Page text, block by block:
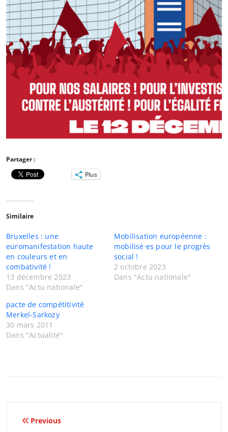
Partager :
Plus
Similaire
Bruxelles : une
euromanifestation haute
en couleurs et en
combativité !
13 décembre 2023
Dans "Actu nationale"
Mobilisation européenne :
mobilisé·es pour le progrès
social !
2 octobre 2023
Dans "Actu nationale"
pacte de compétitivité
Merkel-Sarkozy
30 mars 2011
Dans "Actualité"
Navigation
Previous